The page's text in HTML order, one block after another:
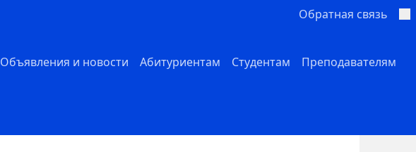
Обратная связь
Объявления и новости Абитуриентам Студентам Преподавателям